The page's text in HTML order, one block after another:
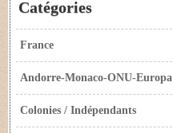
Catégories
France
Andorre-Monaco-ONU-Europa
Colonies / Indépendants